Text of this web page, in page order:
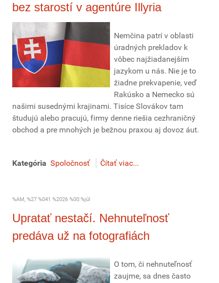
bez starostí v agentúre Illyria
Nemčina patrí v oblasti
úradných prekladov k
vôbec najžiadanejším
jazykom u nás. Nie je to
žiadne prekvapenie, veď
Rakúsko a Nemecko sú
našimi susednými krajinami. Tisíce Slovákov tam
študujú alebo pracujú, firmy denne riešia cezhraničný
obchod a pre mnohých je bežnou praxou aj dovoz áut.
Kategória Spoločnosť Čítať viac...
%AM, %27 %041 %2026 %00:%júl
Upratať nestačí. Nehnuteľnosť
predáva už na fotografiách
O tom, či nehnuteľnosť
zaujme, sa dnes často